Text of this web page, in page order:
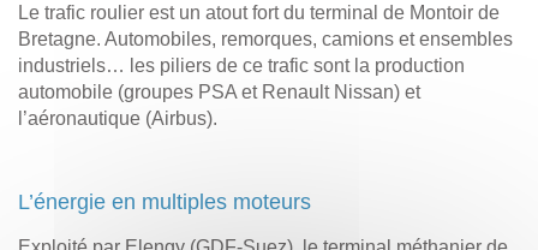
Le trafic roulier est un atout fort du terminal de Montoir de
Bretagne. Automobiles, remorques, camions et ensembles
industriels… les piliers de ce trafic sont la production
automobile (groupes PSA et Renault Nissan) et
l’aéronautique (Airbus).
L’énergie en multiples moteurs